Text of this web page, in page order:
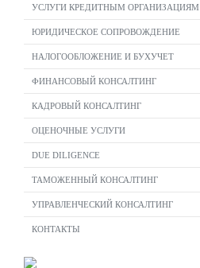
УСЛУГИ КРЕДИТНЫМ ОРГАНИЗАЦИЯМ
ЮРИДИЧЕСКОЕ СОПРОВОЖДЕНИЕ
НАЛОГООБЛОЖЕНИЕ И БУХУЧЕТ
ФИНАНСОВЫЙ КОНСАЛТИНГ
КАДРОВЫЙ КОНСАЛТИНГ
ОЦЕНОЧНЫЕ УСЛУГИ
DUE DILIGENCE
ТАМОЖЕННЫЙ КОНСАЛТИНГ
УПРАВЛЕНЧЕСКИЙ КОНСАЛТИНГ
КОНТАКТЫ